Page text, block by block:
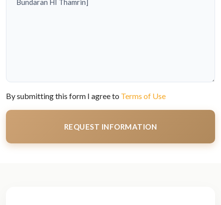
By submitting this form I agree to Terms of Use
REQUEST INFORMATION